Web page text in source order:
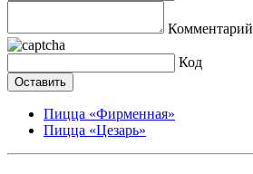
Комментарий
Код
Пицца «Фирменная»
Пицца «Цезарь»